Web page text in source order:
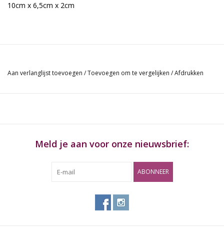
10cm x 6,5cm x 2cm
Aan verlanglijst toevoegen /Toevoegen om te vergelijken /Afdrukken
Meld je aan voor onze nieuwsbrief:
ABONNEER